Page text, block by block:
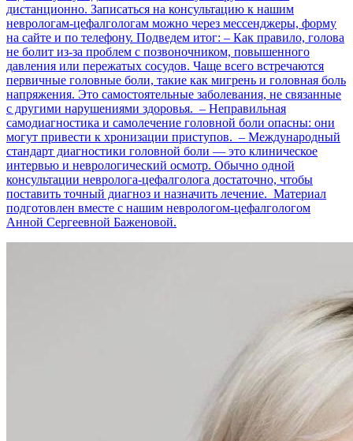
дистанционно. Записаться на консультацию к нашим
неврологам-цефалгологам можно через мессенджеры, форму
на сайте и по телефону. Подведем итог: – Как правило, голова
не болит из-за проблем с позвоночником, повышенного
давления или пережатых сосудов. Чаще всего встречаются
первичные головные боли, такие как мигрень и головная боль
напряжения. Это самостоятельные заболевания, не связанные
с другими нарушениями здоровья. – Неправильная
самодиагностика и самолечение головной боли опасны: они
могут привести к хронизации приступов. – Международный
стандарт диагностики головной боли — это клиническое
интервью и неврологический осмотр. Обычно одной
консультации невролога-цефалголога достаточно, чтобы
поставить точный диагноз и назначить лечение. Материал
подготовлен вместе с нашим неврологом-цефалгологом
Анной Сергеевной Баженовой.